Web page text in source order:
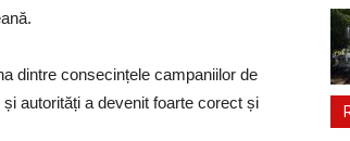
dintre consecințele campaniilor de
autorități a devenit foarte corect și